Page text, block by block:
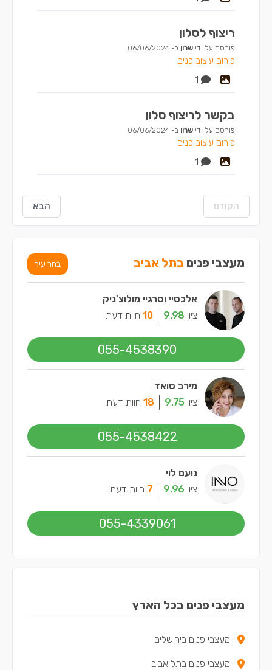
ריצוף לסלון
פורסם על ידי שרון ב- 06/06/2024
פורום עיצוב פנים
1
בקשר לריצוף סלון
פורסם על ידי שרון ב- 06/06/2024
פורום עיצוב פנים
1
הקודם הבא
מעצבי פנים בתל אביב בחר עיר
אלכסיי וסרגיי מולוצ'ניק
ציון 9.98
10 חוות דעת
055-4538390
מירב סואד
ציון 9.75
18 חוות דעת
055-4538422
נועם לוי
ציון 9.96
7 חוות דעת
055-4339061
מעצבי פנים בכל הארץ
מעצבי פנים בירושלים
מעצבי פנים בתל אביב